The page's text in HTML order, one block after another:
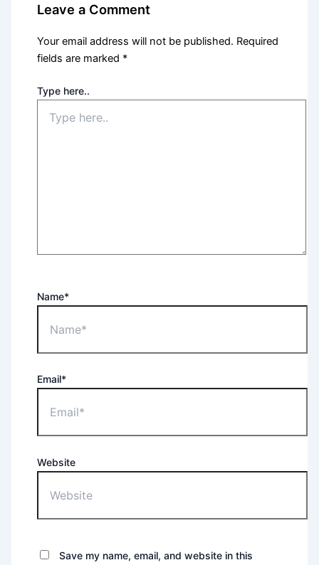
Leave a Comment
Your email address will not be published. Required
fields are marked *
Type here..
Name*
Email*
Website
Save my name, email, and website in this